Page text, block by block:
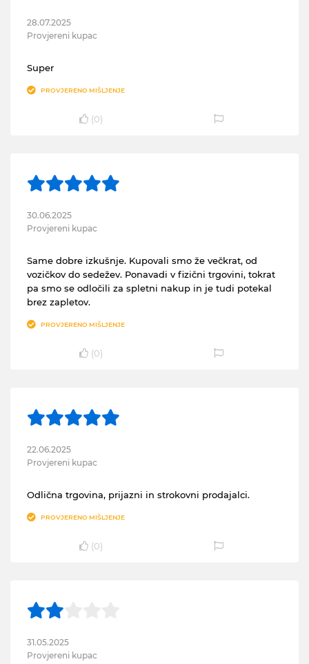
28.07.2025
Provjereni kupac
Super
PROVJERENO MIŠLJENJE
(0)
30.06.2025
Provjereni kupac
Same dobre izkušnje. Kupovali smo že večkrat, od
vozičkov do sedežev. Ponavadi v fizični trgovini, tokrat
pa smo se odločili za spletni nakup in je tudi potekal
brez zapletov.
PROVJERENO MIŠLJENJE
(0)
22.06.2025
Provjereni kupac
Odlična trgovina, prijazni in strokovni prodajalci.
PROVJERENO MIŠLJENJE
(0)
31.05.2025
Provjereni kupac